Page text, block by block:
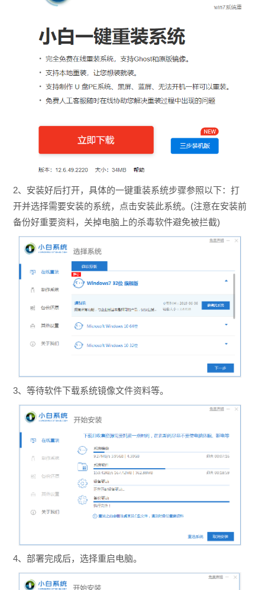
2、安装好后打开，具体的一键重装系统步骤参照以下：打
开并选择需要安装的系统，点击安装此系统。(注意在安装前
备份好重要资料，关掉电脑上的杀毒软件避免被拦截)
3、等待软件下载系统镜像文件资料等。
4、部署完成后，选择重启电脑。